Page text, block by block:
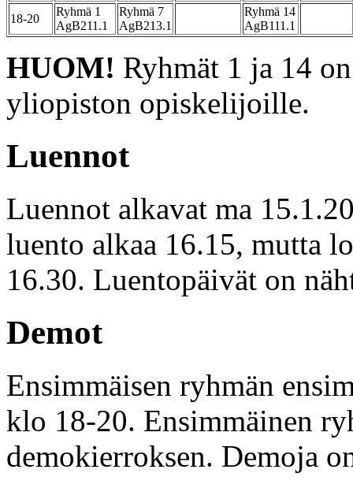
18-20
Ryhmä 1
AgB211.1
Ryhmä 7
AgB213.1
Ryhmä 14
AgB111.1
HUOM! Ryhmät 1 ja 14
yliopiston opiskelijoille.
Luennot
Luennot alkavat ma
luento alkaa 16.15, mutta
16.30. Luentopäivät on
Demot
Ensimmäisen ryhmän
klo 18-20. Ensimmäinen
demokierroksen. Demoja